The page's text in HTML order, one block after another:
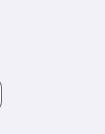
GEWÜNSCHTEN